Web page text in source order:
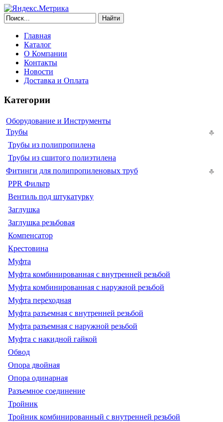
Найти
Главная
Каталог
О Компании
Контакты
Новости
Доставка и Оплата
Категории
Оборудование и Инструменты
Трубы
Трубы из полипропилена
Трубы из сшитого полиэтилена
Фитинги для полипропиленовых труб
PPR Фильтр
Вентиль под штукатурку
Заглушка
Заглушка резьбовая
Компенсатор
Крестовина
Муфта
Муфта комбинированная с внутренней резьбой
Муфта комбинированная с наружной резьбой
Муфта переходная
Муфта разъемная с внутренней резьбой
Муфта разъемная с наружной резьбой
Муфта с накидной гайкой
Обвод
Опора двойная
Опора одинарная
Разъемное соединение
Тройник
Тройник комбинированный с внутренней резьбой